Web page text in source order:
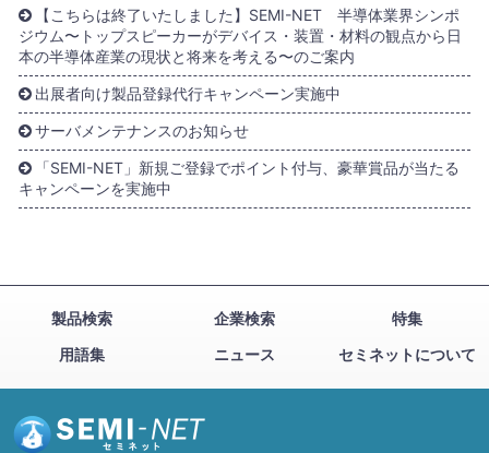
【こちらは終了いたしました】SEMI-NET 半導体業界シンポ
ジウム〜トップスピーカーがデバイス・装置・材料の観点から日
本の半導体産業の現状と将来を考える〜のご案内
出展者向け製品登録代行キャンペーン実施中
サーバメンテナンスのお知らせ
「SEMI-NET」新規ご登録でポイント付与、豪華賞品が当たる
キャンペーンを実施中
製品検索 企業検索
特集
用語集
ニュース セミネットについて